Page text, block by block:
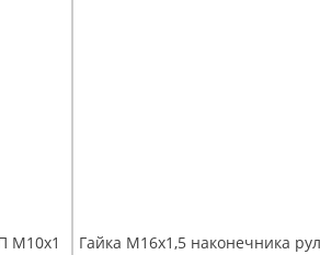
М10х1